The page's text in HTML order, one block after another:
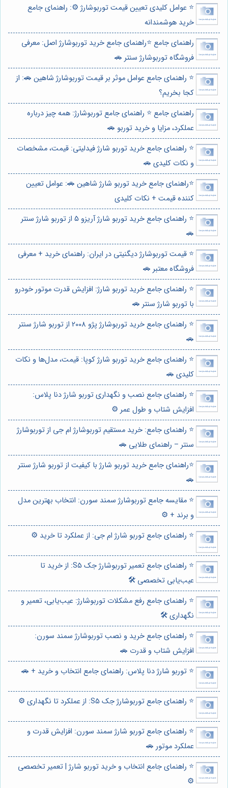
⭐️ عوامل کلیدی تعیین قیمت توربوشارژ ⚙️: راهنمای جامع
خرید هوشمندانه
راهنمای جامع ⭐️راهنمای جامع خرید توربوشارژ اصل: معرفی
فروشگاه توربوشارژ سنتر 🚗
⭐️ راهنمای جامع عوامل موثر بر قیمت توربوشارژ شاهین 🚗: از
کجا بخریم؟
راهنمای جامع ⭐️ راهنمای جامع توربوشارژ: همه چیز درباره
عملکرد، مزایا و خرید توربو 🚗
⭐️ راهنمای جامع خرید توربو شارژ فیدلیتی: قیمت، مشخصات
و نکات کلیدی 🚗
⭐️راهنمای جامع خرید توربو شارژ شاهین 🚗: عوامل تعیین
کننده قیمت + نکات کلیدی
⭐️ راهنمای جامع خرید توربو شارژ آریزو 5 از توربو شارژ سنتر
🚗
⭐️ قیمت توربوشارژ دیگنیتی در ایران: راهنمای خرید + معرفی
فروشگاه معتبر 🚗
⭐️ راهنمای جامع خرید توربو شارژ: افزایش قدرت موتور خودرو
با توربو شارژ سنتر 🚗
⭐️ راهنمای جامع خرید توربوشارژ پژو 2008 از توربو شارژ سنتر
🚗
⭐️ راهنمای جامع خرید توربو شارژ کوپا: قیمت، مدل‌ها و نکات
کلیدی 🚗
⭐️ راهنمای جامع نصب و نگهداری توربو شارژ دنا پلاس:
افزایش شتاب و طول عمر ⚙️
⭐️ راهنمای جامع: خرید مستقیم توربوشارژ ام جی از توربوشارژ
سنتر – راهنمای طلایی 🚗
⭐️راهنمای جامع خرید توربو شارژ با کیفیت از توربو شارژ سنتر
🚗
⭐️ مقایسه جامع توربوشارژ سمند سورن: انتخاب بهترین مدل
و برند + ⚙️
⭐️ راهنمای جامع توربو شارژ ام جی: از عملکرد تا خرید ⚙️
⭐️ راهنمای جامع تعمیر توربوشارژ جک S5: از خرید تا
عیب‌یابی تخصصی 🛠️
⭐️ راهنمای جامع رفع مشکلات توربوشارژ: عیب‌یابی، تعمیر و
نگهداری 🛠️
⭐️ راهنمای جامع خرید و نصب توربوشارژ سمند سورن:
افزایش شتاب و قدرت 🚗
⭐️ توربو شارژ دنا پلاس: راهنمای جامع انتخاب و خرید + 🚗
⭐️ راهنمای جامع توربوشارژ جک S5: از عملکرد تا نگهداری ⚙️
⭐️ راهنمای جامع توربو شارژ سمند سورن: افزایش قدرت و
عملکرد موتور 🚗
⭐️ راهنمای جامع انتخاب و خرید توربو شارژ | تعمیر تخصصی
⚙️